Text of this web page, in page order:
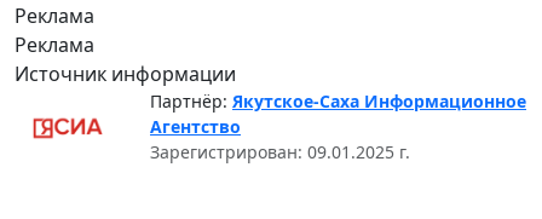
Реклама
Реклама
Источник информации
Партнёр: Якутское-Саха Информационное
Агентство
Зарегистрирован: 09.01.2025 г.